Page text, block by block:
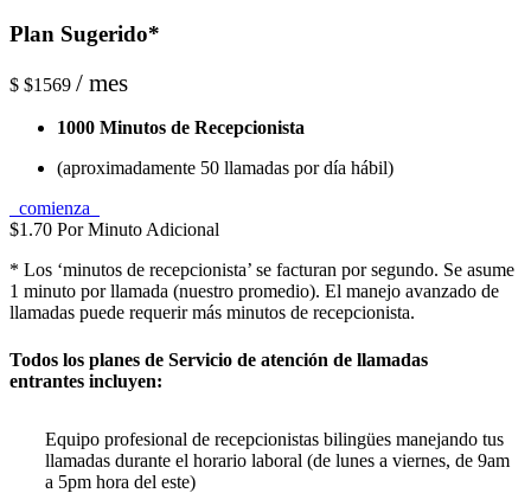
Plan Sugerido*
$ $1569 / mes
1000 Minutos de Recepcionista
(aproximadamente 50 llamadas por día hábil)
comienza
$1.70 Por Minuto Adicional
* Los ‘minutos de recepcionista’ se facturan por segundo. Se asume
1 minuto por llamada (nuestro promedio). El manejo avanzado de
llamadas puede requerir más minutos de recepcionista.
Todos los planes de Servicio de atención de llamadas
entrantes incluyen:
Equipo profesional de recepcionistas bilingües manejando tus
llamadas durante el horario laboral (de lunes a viernes, de 9am
a 5pm hora del este)